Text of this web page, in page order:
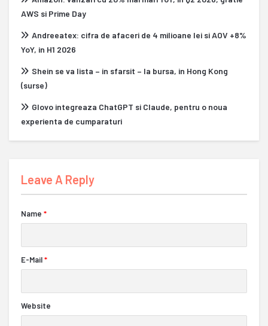
AWS si Prime Day
Andreeatex: cifra de afaceri de 4 milioane lei si AOV +8%
YoY, in H1 2026
Shein se va lista – in sfarsit – la bursa, in Hong Kong
(surse)
Glovo integreaza ChatGPT si Claude, pentru o noua
experienta de cumparaturi
Leave A Reply
Name *
E-Mail*
Website